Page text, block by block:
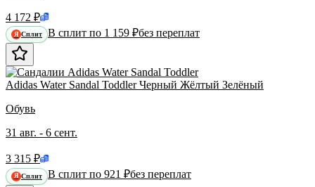
4 172 ₽
Я Сплит В сплит по 1 159 ₽без переплат
Adidas Water Sandal Toddler Черный Жёлтый Зелёный
Обувь
31 авг. - 6 сент.
3 315 ₽
Я Сплит В сплит по 921 ₽без переплат